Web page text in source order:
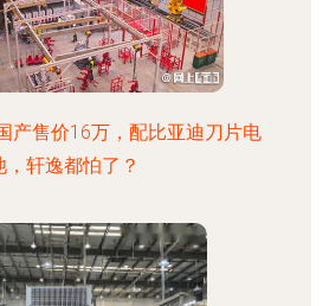
产售价16万，配比亚迪刀片电
，轩逸都怕了？